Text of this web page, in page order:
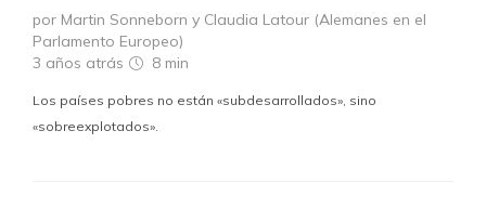
por Martin Sonneborn y Claudia Latour (Alemanes en el
Parlamento Europeo)
3 años atrás
8 min
Los países pobres no están «subdesarrollados», sino
«sobreexplotados».